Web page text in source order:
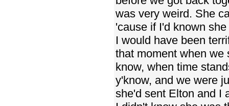
was very weird. She
'cause if I'd known
I would have been
that moment when we
know, when time
y'know, and we were
she'd sent Elton and I